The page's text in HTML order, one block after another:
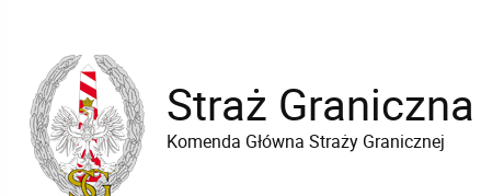
Straż Graniczna
Komenda Główna Straży Granicznej